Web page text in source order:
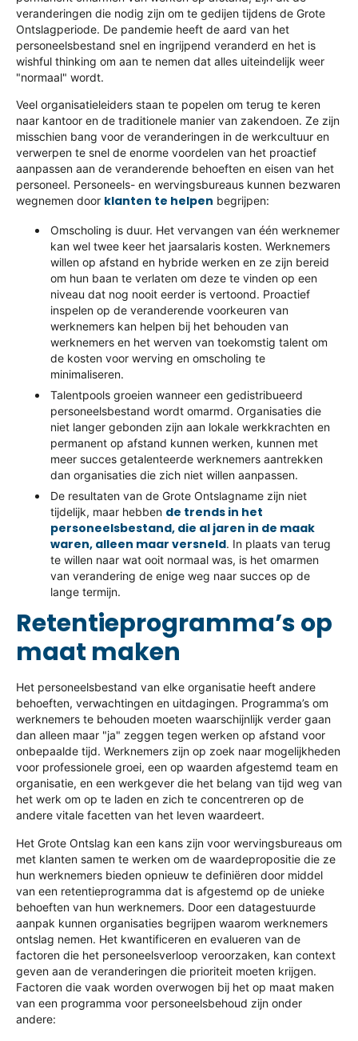
veranderingen die nodig zijn om te gedijen tijdens de Grote
Ontslagperiode. De pandemie heeft de aard van het
personeelsbestand snel en ingrijpend veranderd en het is
wishful thinking om aan te nemen dat alles uiteindelijk weer
"normaal" wordt.
Veel organisatieleiders staan te popelen om terug te keren
naar kantoor en de traditionele manier van zakendoen. Ze zijn
misschien bang voor de veranderingen in de werkcultuur en
verwerpen te snel de enorme voordelen van het proactief
aanpassen aan de veranderende behoeften en eisen van het
personeel. Personeels- en wervingsbureaus kunnen bezwaren
wegnemen door klanten te helpen begrijpen:
Omscholing is duur. Het vervangen van één werknemer
kan wel twee keer het jaarsalaris kosten. Werknemers
willen op afstand en hybride werken en ze zijn bereid
om hun baan te verlaten om deze te vinden op een
niveau dat nog nooit eerder is vertoond. Proactief
inspelen op de veranderende voorkeuren van
werknemers kan helpen bij het behouden van
werknemers en het werven van toekomstig talent om
de kosten voor werving en omscholing te
minimaliseren.
Talentpools groeien wanneer een gedistribueerd
personeelsbestand wordt omarmd. Organisaties die
niet langer gebonden zijn aan lokale werkkrachten en
permanent op afstand kunnen werken, kunnen met
meer succes getalenteerde werknemers aantrekken
dan organisaties die zich niet willen aanpassen.
De resultaten van de Grote Ontslagname zijn niet
tijdelijk, maar hebben de trends in het
personeelsbestand, die al jaren in de maak
waren, alleen maar versneld. In plaats van terug
te willen naar wat ooit normaal was, is het omarmen
van verandering de enige weg naar succes op de
lange termijn.
Retentieprogramma’s op
maat maken
Het personeelsbestand van elke organisatie heeft andere
behoeften, verwachtingen en uitdagingen. Programma’s om
werknemers te behouden moeten waarschijnlijk verder gaan
dan alleen maar "ja" zeggen tegen werken op afstand voor
onbepaalde tijd. Werknemers zijn op zoek naar mogelijkheden
voor professionele groei, een op waarden afgestemd team en
organisatie, en een werkgever die het belang van tijd weg van
het werk om op te laden en zich te concentreren op de
andere vitale facetten van het leven waardeert.
Het Grote Ontslag kan een kans zijn voor wervingsbureaus om
met klanten samen te werken om de waardepropositie die ze
hun werknemers bieden opnieuw te definiëren door middel
van een retentieprogramma dat is afgestemd op de unieke
behoeften van hun werknemers. Door een datagestuurde
aanpak kunnen organisaties begrijpen waarom werknemers
ontslag nemen. Het kwantificeren en evalueren van de
factoren die het personeelsverloop veroorzaken, kan context
geven aan de veranderingen die prioriteit moeten krijgen.
Factoren die vaak worden overwogen bij het op maat maken
van een programma voor personeelsbehoud zijn onder
andere: